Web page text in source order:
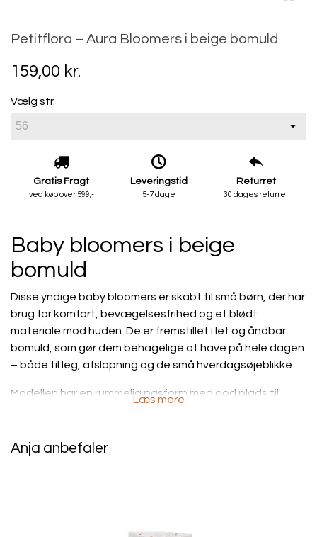
Petitflora – Aura Bloomers i beige bomuld
159,00 kr.
Vælg str.
Gratis Fragt
ved køb over 599,-
Leveringstid
5-7 dage
Returret
30 dages returret
Baby bloomers i beige
bomuld
Disse yndige baby bloomers er skabt til små børn, der har
brug for komfort, bevægelsesfrihed og et blødt
materiale mod huden. De er fremstillet i let og åndbar
bomuld, som gør dem behagelige at have på hele dagen
– både til leg, afslapning og de små hverdagsøjeblikke.
Modellen har en rummelig pasform med god plads til
og småbørns-garderoben.
Læs mere
Anja anbefaler